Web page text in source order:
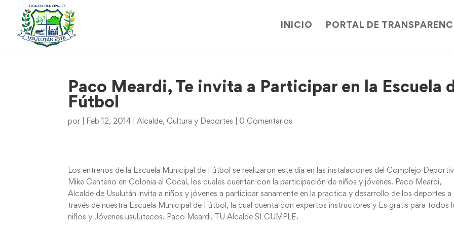
INICIO PORTAL DE
Paco Meardi, Te invita a Participar en la Escuela
Fútbol
por Feb 12, 2014 |Alcalde, Cultura y Deportes 0 Comentarios
Los entrenos de la Escuela Municipal de Fútbol se realizaron este día en las instalaciones del Complejo
Mike Centeno en Colonia el Cocal, los cuales cuentan con la participación de niños y jóvenes. Paco Meardi,
Alcalde de Usulután invita a niños y jóvenes a participar sanamente en la practica y desarrollo de los deportes a
través de nuestra Escuela Municipal de Fútbol, la cual cuenta con expertos instructores y Es gratis para todos
niños y Jóvenes usulutecos. Paco Meardi, TU Alcalde SI CUMPLE.